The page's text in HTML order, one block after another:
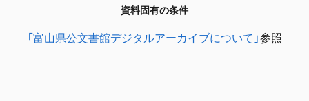
資料固有の条件
「富山県公文書館デジタルアーカイブについて」参照